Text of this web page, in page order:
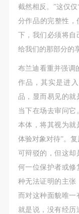
截然相反。”这仅
分作品的完整性，
下，我们必须将自
给我们的那部分的
布兰迪看重并强调
作品，其实是进
品，显而易见的就
当下在场去审问
本体，将其视为就
体验对象对待”。
可辩驳的，但这
何一位保护者或修
种无法证明的主张
而对这种面貌唯一
就是说，没有经历